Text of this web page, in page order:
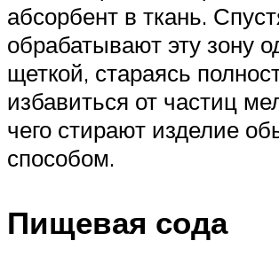
абсорбент в ткань.
обрабатывают эту зону
щеткой, стараясь
избавиться от частиц
чего стирают изделие
способом.
Пищевая сода